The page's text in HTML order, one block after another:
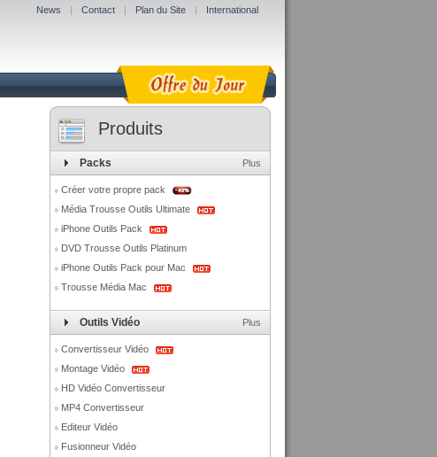
News | Contact | Plan du Site | International
Produits
Packs Plus
Créer votre propre pack
Média Trousse Outils Ultimate
iPhone Outils Pack
DVD Trousse Outils Platinum
iPhone Outils Pack pour Mac
Trousse Média Mac
Outils Vidéo Plus
Convertisseur Vidéo
Montage Vidéo
HD Vidéo Convertisseur
MP4 Convertisseur
Editeur Vidéo
Fusionneur Vidéo